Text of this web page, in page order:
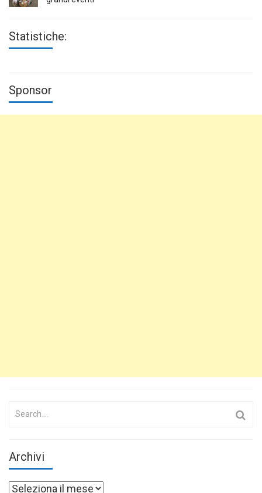
Statistiche:
Sponsor
Search
Archivi
Archivi